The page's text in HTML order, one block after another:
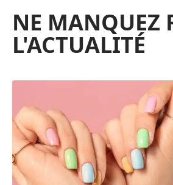
NE MANQUEZ
L'ACTUALITÉ